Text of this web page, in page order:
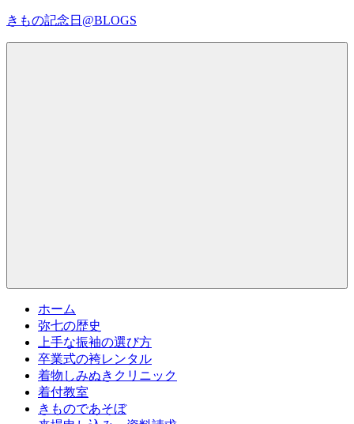
コ
きもの記念日@BLOGS
ホーム
弥七の歴史
上手な振袖の選び方
卒業式の袴レンタル
着物しみぬきクリニック
着付教室
きものであそぼ